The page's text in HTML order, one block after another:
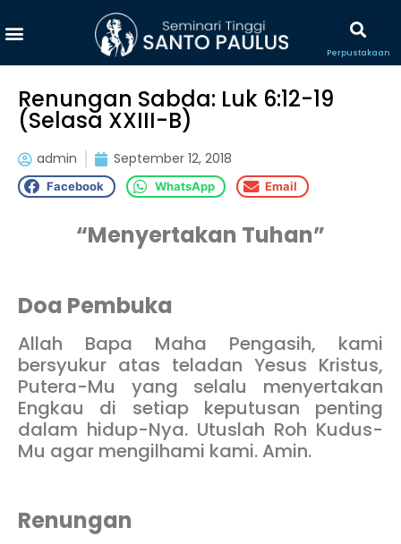
Perpustakaan
Renungan Sabda: Luk 6:12-19
(Selasa XXIII-B)
admin September 12, 2018
Facebook WhatsApp Email
“Menyertakan Tuhan”
Doa Pembuka
Allah Bapa Maha Pengasih, kami
bersyukur atas teladan Yesus Kristus,
Putera-Mu yang selalu menyertakan
Engkau di setiap keputusan penting
dalam hidup-Nya. Utuslah Roh Kudus-
Mu agar mengilhami kami. Amin.
Renungan